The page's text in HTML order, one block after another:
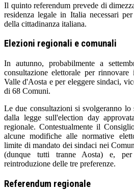
Il quinto referendum prevede di
residenza legale in Italia necessari
della cittadinanza italiana.
Elezioni regionali e comunali
In autunno, probabilmente a
consultazione elettorale per
Valle d'Aosta e per eleggere sindaci,
di 68 Comuni.
Le due consultazioni si svolgeranno lo
dalla legge sull'election day
regionale. Contestualmente il
alcune modifiche alle normative
limite di mandato dei sindaci nei
(dunque tutti tranne Aosta) e,
reintroduzione delle tre preferenze.
Referendum regionale